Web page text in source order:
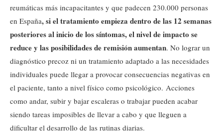
reumáticas más incapacitantes y que padecen 230.000 personas
en España, si el tratamiento empieza dentro de las 12 semanas
posteriores al inicio de los síntomas, el nivel de impacto se
reduce y las posibilidades de remisión aumentan. No lograr un
diagnóstico precoz ni un tratamiento adaptado a las necesidades
individuales puede llegar a provocar consecuencias negativas en
el paciente, tanto a nivel físico como psicológico. Acciones
como andar, subir y bajar escaleras o trabajar pueden acabar
siendo tareas imposibles de llevar a cabo y que lleguen a
dificultar el desarrollo de las rutinas diarias.